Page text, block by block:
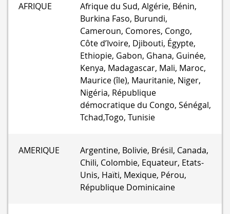
AFRIQUE
Afrique du Sud, Algérie, Bénin,
Burkina Faso, Burundi,
Cameroun, Comores, Congo,
Côte d’Ivoire, Djibouti, Égypte,
Ethiopie, Gabon, Ghana, Guinée,
Kenya, Madagascar, Mali, Maroc,
Maurice (île), Mauritanie, Niger,
Nigéria, République
démocratique du Congo, Sénégal,
Tchad,Togo, Tunisie
AMERIQUE
Argentine, Bolivie, Brésil, Canada,
Chili, Colombie, Equateur, Etats-
Unis, Haïti, Mexique, Pérou,
République Dominicaine